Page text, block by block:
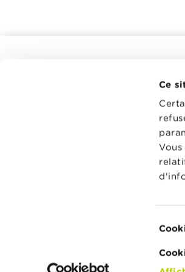
Ce
du
Pension et préparation de la